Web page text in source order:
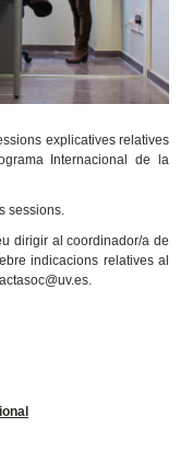
explicatives relatives
Internacional de la
sessions.
dirigir al coordinador/a de
indicacions relatives al